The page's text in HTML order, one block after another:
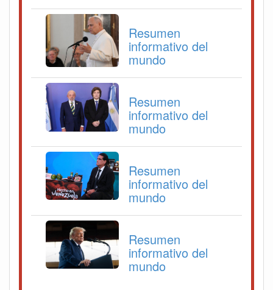
Resumen
informativo del
mundo
Resumen
informativo del
mundo
Resumen
informativo del
mundo
Resumen
informativo del
mundo